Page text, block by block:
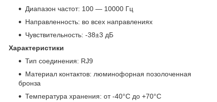
Диапазон частот: 100 — 10000 Гц
Направленность: во всех направлениях
Чувствительность: -38±3 дБ
Характеристики
Тип соединения: RJ9
Материал контактов: люминофорная позолоченная
бронза
Температура хранения: от -40°C до +70°C